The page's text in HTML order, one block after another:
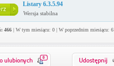
Listary 6.3.5.94
Wersja stabilna
466| W tym miesiącu: 0 | W poprzednim miesiącu: 6
0